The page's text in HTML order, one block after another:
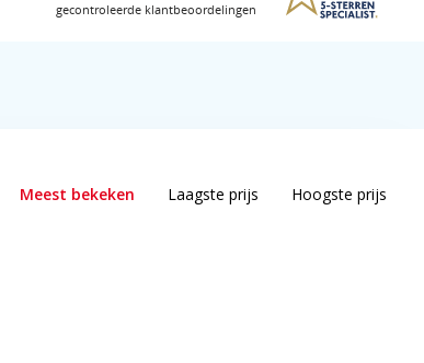
Meest bekeken Laagste prijs Hoogste prijs